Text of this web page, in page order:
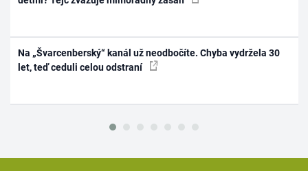
Na „Švarcenberský“ kanál už neodbočíte. Chyba vydržela 30
let, teď ceduli celou odstraní